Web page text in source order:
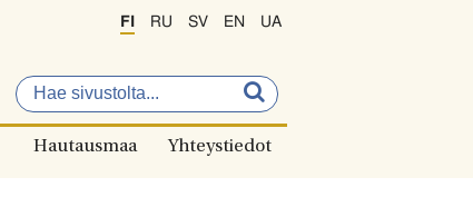
FI RU SV EN UA
Hautausmaa Yhteystiedot